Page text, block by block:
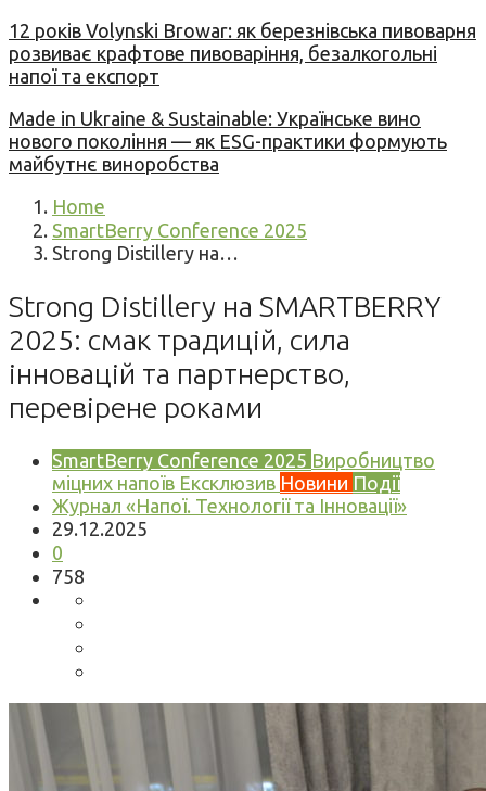
12 років Volynski Browar: як березнівська пивоварня
розвиває крафтове пивоваріння, безалкогольні
напої та експорт
Made in Ukraine & Sustainable: Українське вино
нового покоління — як ESG-практики формують
майбутнє виноробства
Home
SmartBerry Conference 2025
Strong Distillery на…
Strong Distillery на SMARTBERRY
2025: смак традицій, сила
інновацій та партнерство,
перевірене роками
SmartBerry Conference 2025 Виробництво
міцних напоїв Ексклюзив Новини Події
Журнал «Напої. Технології та Інновації»
29.12.2025
0
758